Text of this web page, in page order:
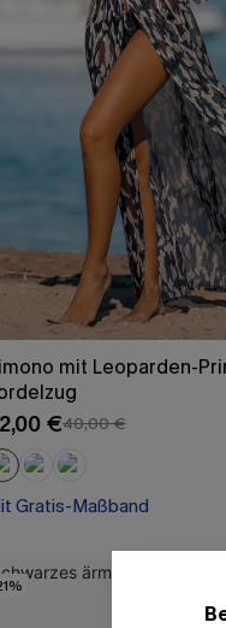
mit Leoparden-
€40,00 €
Gratis-Maßband
Gratis-Maßband